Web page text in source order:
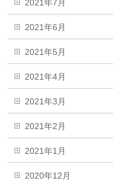
2021年7月
2021年6月
2021年5月
2021年4月
2021年3月
2021年2月
2021年1月
2020年12月